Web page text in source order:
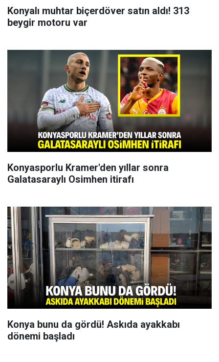
Konyalı muhtar biçerdöver satın aldı! 313
beygir motoru var
Konyasporlu Kramer'den yıllar sonra
Galatasaraylı Osimhen itirafı
Konya bunu da gördü! Askıda ayakkabı
dönemi başladı